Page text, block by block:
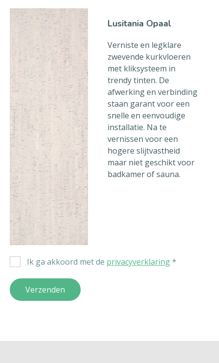
Lusitania Opaal
Verniste en legklare
zwevende kurkvloeren
met kliksysteem in
trendy tinten. De
afwerking en verbinding
staan garant voor een
snelle en eenvoudige
installatie. Na te
vernissen voor een
hogere slijtvastheid
maar niet geschikt voor
badkamer of sauna.
Ik ga akkoord met de privacyverklaring*
Verzenden